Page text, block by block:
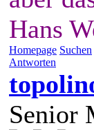
Hans
Homepage Suchen
Antworten
Senior